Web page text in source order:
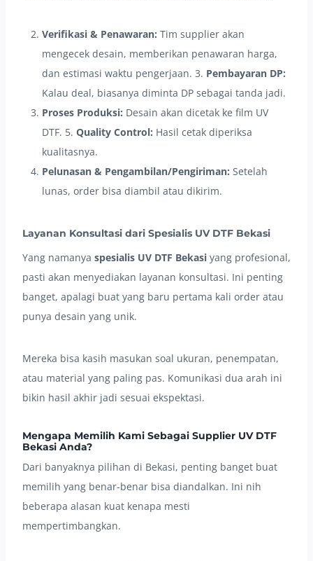
Verifikasi & Penawaran: Tim supplier akan
mengecek desain, memberikan penawaran harga,
dan estimasi waktu pengerjaan. 3. Pembayaran DP:
Kalau deal, biasanya diminta DP sebagai tanda jadi.
Proses Produksi: Desain akan dicetak ke film UV
DTF. 5. Quality Control: Hasil cetak diperiksa
kualitasnya.
Pelunasan & Pengambilan/Pengiriman: Setelah
lunas, order bisa diambil atau dikirim.
Layanan Konsultasi dari Spesialis UV DTF Bekasi
Yang namanya spesialis UV DTF Bekasi yang profesional,
pasti akan menyediakan layanan konsultasi. Ini penting
banget, apalagi buat yang baru pertama kali order atau
punya desain yang unik.
Mereka bisa kasih masukan soal ukuran, penempatan,
atau material yang paling pas. Komunikasi dua arah ini
bikin hasil akhir jadi sesuai ekspektasi.
Mengapa Memilih Kami Sebagai Supplier UV DTF
Bekasi Anda?
Dari banyaknya pilihan di Bekasi, penting banget buat
memilih yang benar-benar bisa diandalkan. Ini nih
beberapa alasan kuat kenapa mesti
mempertimbangkan.